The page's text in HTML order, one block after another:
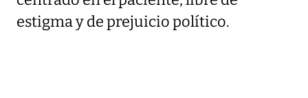
estigma y de prejuicio político.